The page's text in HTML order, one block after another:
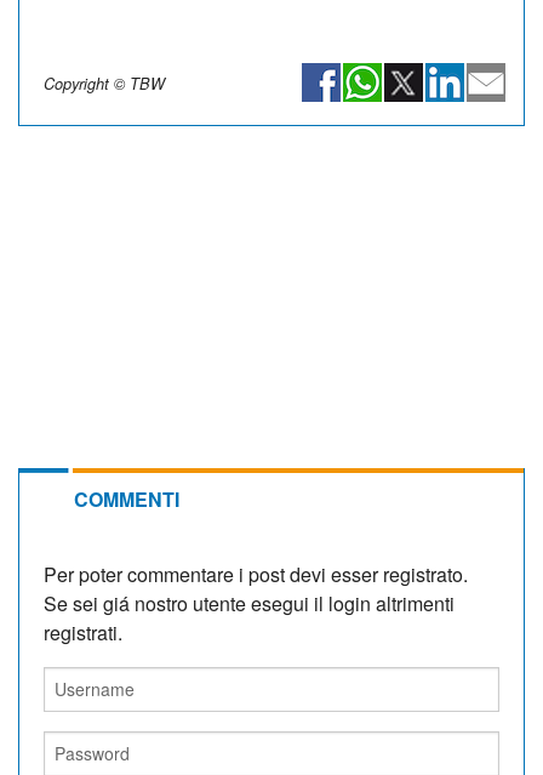
Copyright © TBW
COMMENTI
Per poter commentare i post devi esser registrato.
Se sei giá nostro utente esegui il login altrimenti
registrati.